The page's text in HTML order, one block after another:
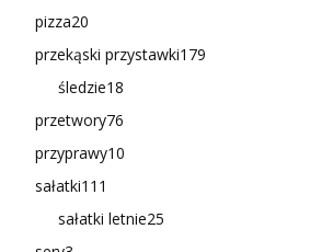
pizza20
przekąski przystawki179
śledzie18
przetwory76
przyprawy10
sałatki111
sałatki letnie25